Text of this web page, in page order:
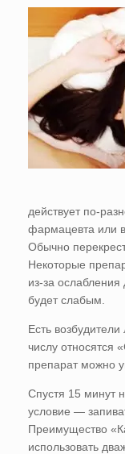
действует по-
фармацевта или
Обычно
Некоторые
из-за
будет слабым.
Есть
числу относятся
препарат можно
Спустя 15 минут
условие —
Преимущество
использовать